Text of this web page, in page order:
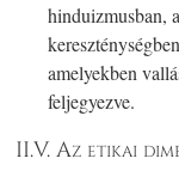
hinduizmusban,
amelyekben
feljegyezve.
II.V. Az etikai